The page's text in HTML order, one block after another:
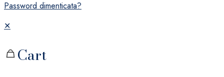
Password dimenticata?
✕
Cart